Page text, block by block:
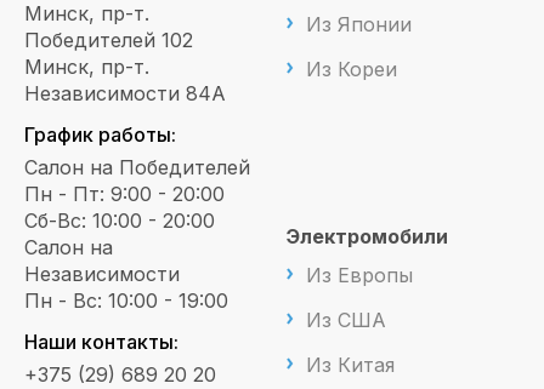
Минск, пр-т.
Победителей 102
Минск, пр-т.
Независимости 84А
График работы:
Салон на Победителей
Пн - Пт: 9:00 - 20:00
Сб-Вс: 10:00 - 20:00
Салон на
Независимости
Пн - Вс: 10:00 - 19:00
Наши контакты:
+375 (29) 689 20 20
Из Японии
Из Кореи
Электромобили
Из Европы
Из США
Из Китая